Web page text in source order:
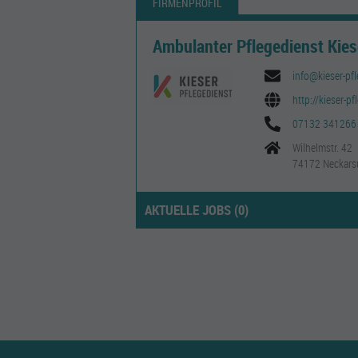
Ambulanter Pflegedienst
info@kieser-
http://kieser-
07132 341266
Wilhelmstr. 42
74172
AKTUELLE JOBS (0)